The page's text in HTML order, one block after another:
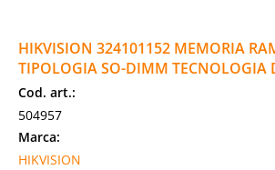
HIKVISION 324101152 MEMORIA
TIPOLOGIA SO-DIMM TECNOLOGIA
Cod. art.:
504957
Marca:
HIKVISION